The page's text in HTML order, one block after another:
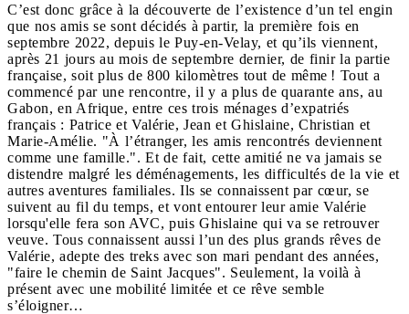
C’est donc grâce à la découverte de l’existence d’un tel engin
que nos amis se sont décidés à partir, la première fois en
septembre 2022, depuis le Puy-en-Velay, et qu’ils viennent,
après 21 jours au mois de septembre dernier, de finir la partie
française, soit plus de 800 kilomètres tout de même ! Tout a
commencé par une rencontre, il y a plus de quarante ans, au
Gabon, en Afrique, entre ces trois ménages d’expatriés
français : Patrice et Valérie, Jean et Ghislaine, Christian et
Marie-Amélie. "À l’étranger, les amis rencontrés deviennent
comme une famille.". Et de fait, cette amitié ne va jamais se
distendre malgré les déménagements, les difficultés de la vie et
autres aventures familiales. Ils se connaissent par cœur, se
suivent au fil du temps, et vont entourer leur amie Valérie
lorsqu'elle fera son AVC, puis Ghislaine qui va se retrouver
veuve. Tous connaissent aussi l’un des plus grands rêves de
Valérie, adepte des treks avec son mari pendant des années,
"faire le chemin de Saint Jacques". Seulement, la voilà à
présent avec une mobilité limitée et ce rêve semble
s’éloigner…